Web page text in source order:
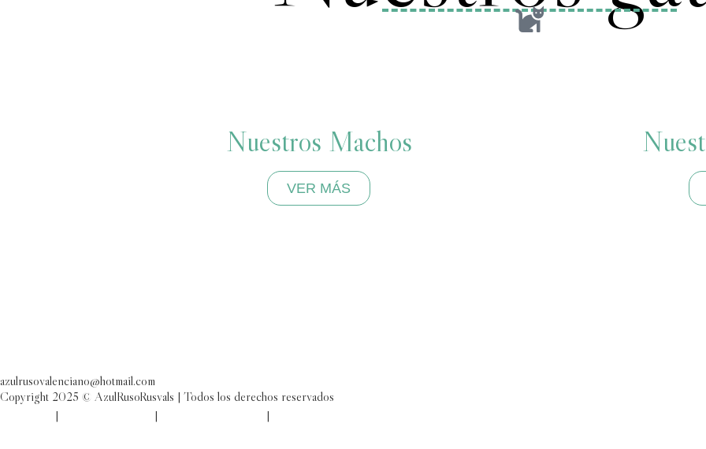
Nuestros Machos
VER MÁS
azulrusovalenciano@hotmail.com
Copyright 2025 © AzulRusoRusvals | Todos los derechos reservados
| | |